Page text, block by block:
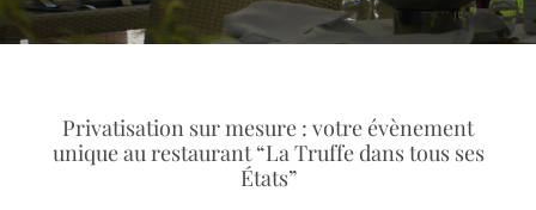
Privatisation sur mesure : votre évènement
unique au restaurant “La Truffe dans tous ses
États”